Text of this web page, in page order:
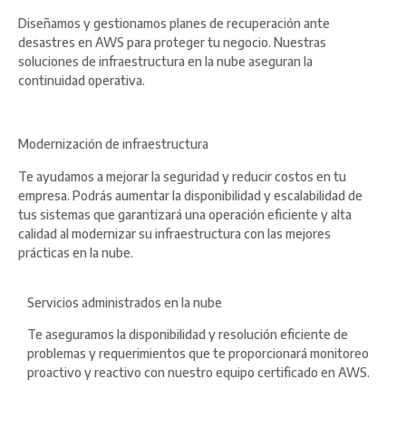
Diseñamos y gestionamos planes de recuperación ante
desastres en AWS para proteger tu negocio. Nuestras
soluciones de infraestructura en la nube aseguran la
continuidad operativa.
Modernización de infraestructura
Te ayudamos a mejorar la seguridad y reducir costos en tu
empresa. Podrás aumentar la disponibilidad y escalabilidad de
tus sistemas que garantizará una operación eficiente y alta
calidad al modernizar su infraestructura con las mejores
prácticas en la nube.
Servicios administrados en la nube
Te aseguramos la disponibilidad y resolución eficiente de
problemas y requerimientos que te proporcionará monitoreo
proactivo y reactivo con nuestro equipo certificado en AWS.